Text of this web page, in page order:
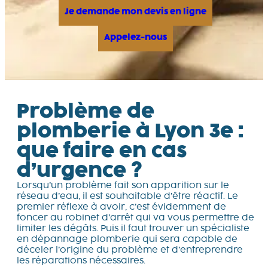
Je demande mon devis en ligne
Appelez-nous
Problème de
plomberie à Lyon 3e :
que faire en cas
d’urgence ?
Lorsqu’un problème fait son apparition sur le
réseau d’eau, il est souhaitable d’être réactif. Le
premier réflexe à avoir, c’est évidemment de
foncer au robinet d’arrêt qui va vous permettre de
limiter les dégâts. Puis il faut trouver un spécialiste
en dépannage plomberie qui sera capable de
déceler l’origine du problème et d’entreprendre
les réparations nécessaires.